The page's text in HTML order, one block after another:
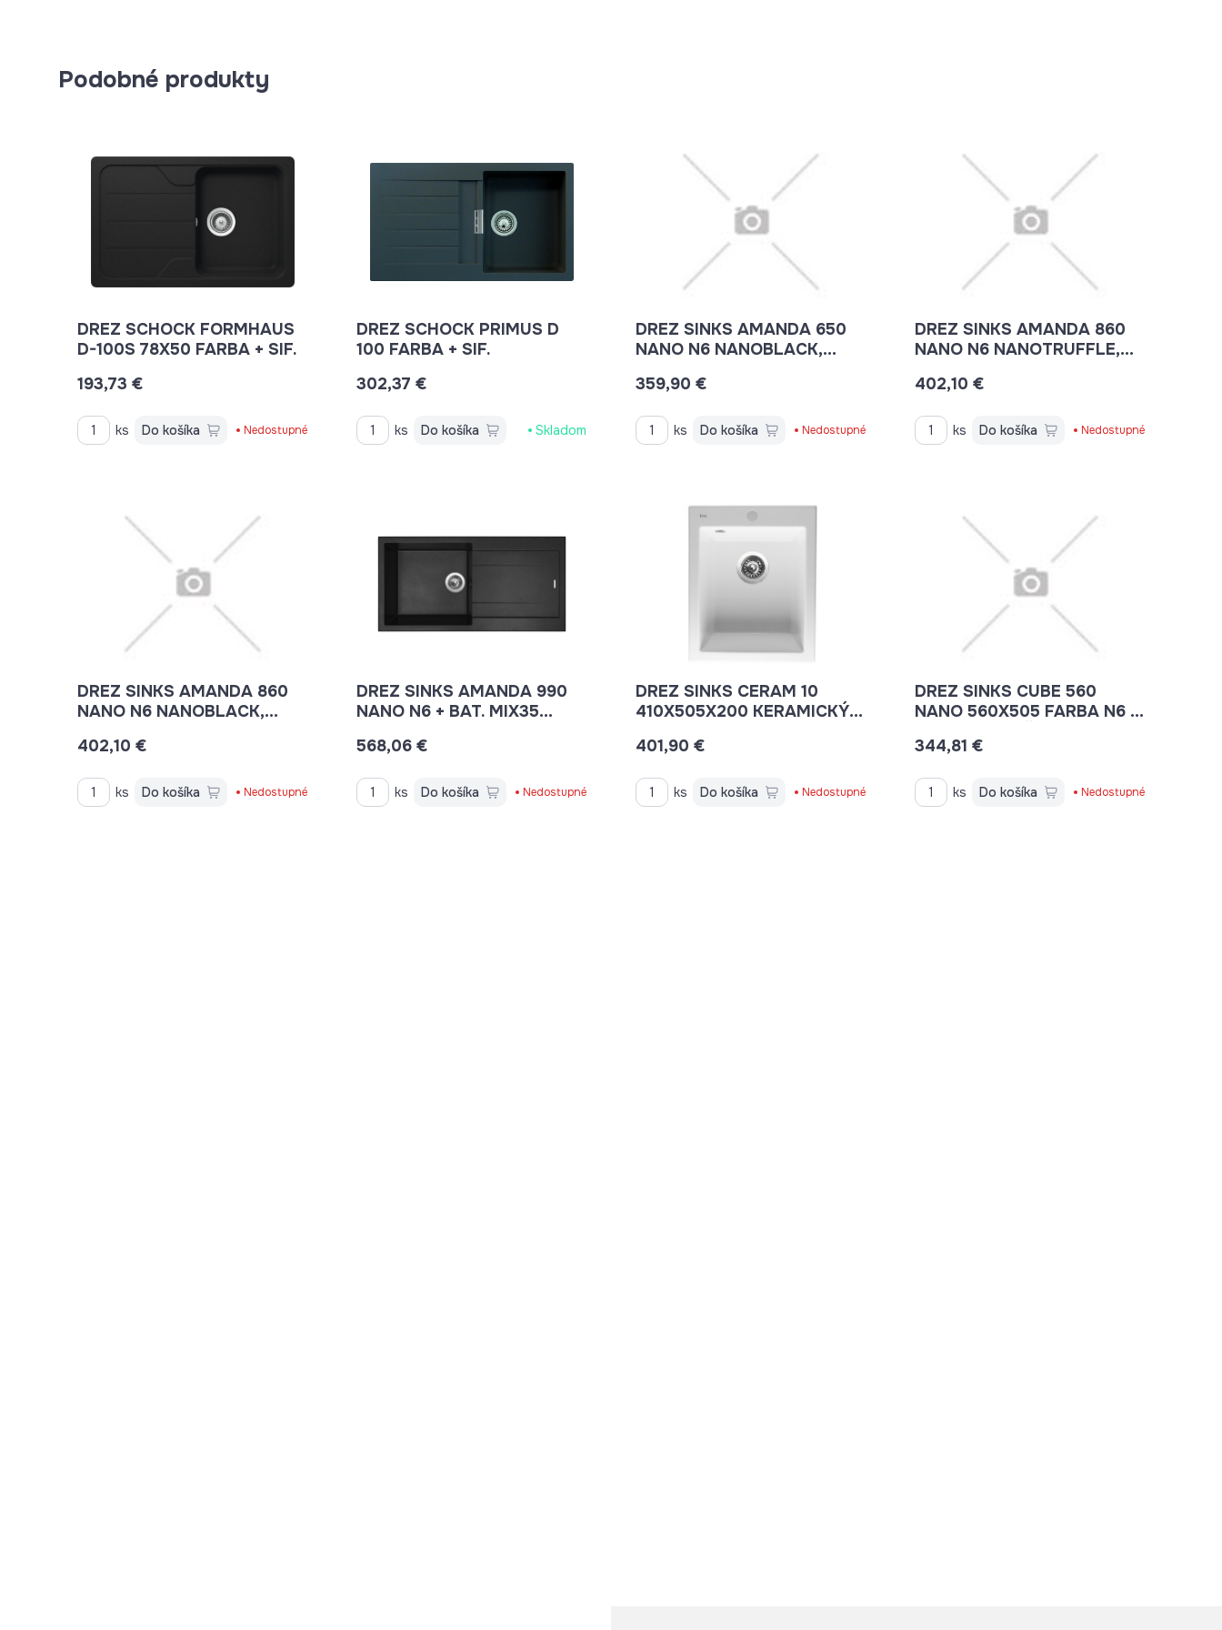
Podobné produkty
DREZ SCHOCK FORMHAUS
D-100S 78X50 FARBA + SIF.
193,73 €
ks Do košíka Nedostupné
DREZ SCHOCK PRIMUS D
100 FARBA + SIF.
302,37 €
ks Do košíka Skladom
DREZ SINKS AMANDA 650
NANO N6 NANOBLACK,
359,90 €
ks Do košíka Nedostupné
DREZ SINKS AMANDA 860
NANO N6 NANOTRUFFLE,
402,10 €
ks Do košíka Nedostupné
DREZ SINKS AMANDA 860
NANO N6 NANOBLACK,
402,10 €
ks Do košíka Nedostupné
DREZ SINKS AMANDA 990
NANO N6 + BAT. MIX35
568,06 €
ks Do košíka Nedostupné
DREZ SINKS CERAM 10
410X505X200 KERAMICKÝ
401,90 €
ks Do košíka Nedostupné
DREZ SINKS CUBE 560
NANO 560X505 FARBA N6 -
ČIERNA
344,81 €
ks Do košíka Nedostupné